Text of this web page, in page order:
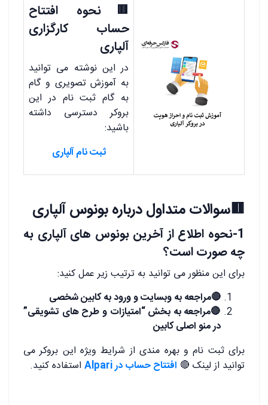
🟥نحوه افتتاح
حساب کارگزاری
آلپاری
در این نوشته می توانید
به آموزش تصویری و گام
به گام ثبت نام در این
بروکر دسترسی داشته
باشید:
ثبت نام آلپاری
🟥سوالات متداول درباره بونوس آلپاری
1-نحوه اطلاع از آخرین بونوس های آلپاری به
چه صورت است؟
برای این منظور می توانید به ترتیب زیر عمل کنید:
🔴مراجعه به وبسایت و ورود به کابین شخصی
🔴مراجعه به بخش “امتیازات و طرح های تشویقی”
در منو اصلی کابین
برای ثبت نام و بهره مندی از شرایط ویژه این بروکر می
توانید از لینک 🔴 افتتاح حساب در Alpari استفاده کنید.